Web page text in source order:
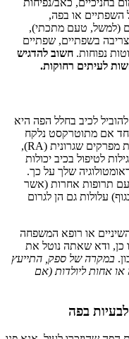
השפתיים או בפה,
(למשל, טעם מתכתי),
בשפתיים, שפתיים
נפוחות. חשוב להדגיש
לעיתים רחוקות.
לכיב בחלל הפה היא
אם מתוטרקסט נלקח
במינונים גבוהים (כגון בטיפול בסרטן). בדלקת מפרקים שגרונית (RA),
לטיפול בכיב יכולות
שלך על כך.
עם תרופות אחרות (אשר
עלולות גם הן לגרום
או רופא המשפחה
כן, ודא שאתה נוטל את
במקרה של ספק, התייעץ
או אחות ליולדות (אם
בפה